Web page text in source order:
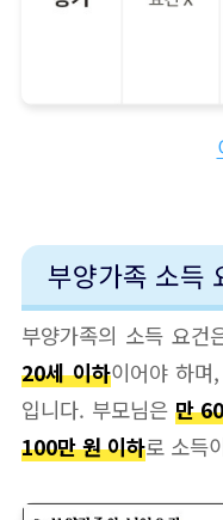
부양가족 소득
부양가족의 소득 요건
20세 이하이어야 하
입니다. 부모님은 만
100만 원 이하로 소득